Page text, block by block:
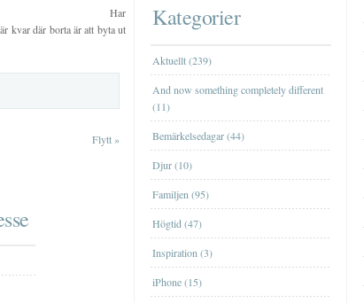
Har
kvar där borta är att byta ut
Flytt»
Kategorier
Aktuellt (239)
And now something completely different
(11)
Bemärkelsedagar (44)
Djur (10)
Familjen (95)
Högtid (47)
Inspiration (3)
iPhone (15)
Lägenheten i EskilstunaLägenheten i
Eskilstuna
Lägenheten i GislavedLägenheten i